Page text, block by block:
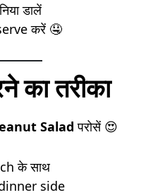
डालें
करें 🤤
का तरीका
Salad परोसें 😍
के साथ
side